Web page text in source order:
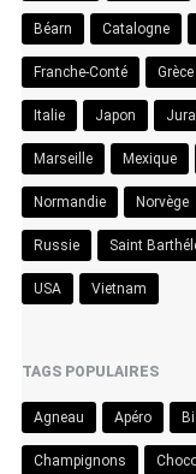
Béarn Catalogne
Franche-Conté Grèce
Italie Japon Jura
Marseille Mexique
Normandie Norvège
Russie Saint
USA Vietnam
TAGS POPULAIRES
Agneau Apéro
Champignons